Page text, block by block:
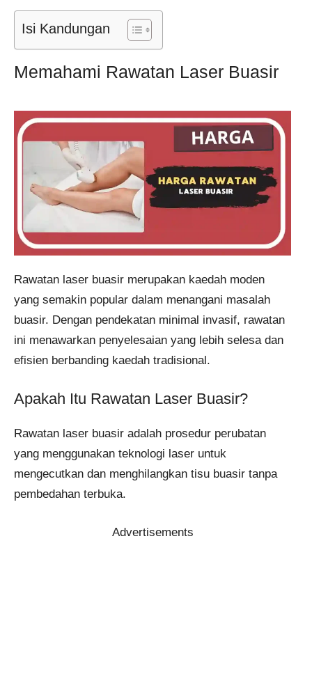
Isi Kandungan
Memahami Rawatan Laser Buasir
Rawatan laser buasir merupakan kaedah moden
yang semakin popular dalam menangani masalah
buasir. Dengan pendekatan minimal invasif, rawatan
ini menawarkan penyelesaian yang lebih selesa dan
efisien berbanding kaedah tradisional.
Apakah Itu Rawatan Laser Buasir?
Rawatan laser buasir adalah prosedur perubatan
yang menggunakan teknologi laser untuk
mengecutkan dan menghilangkan tisu buasir tanpa
pembedahan terbuka.
Advertisements